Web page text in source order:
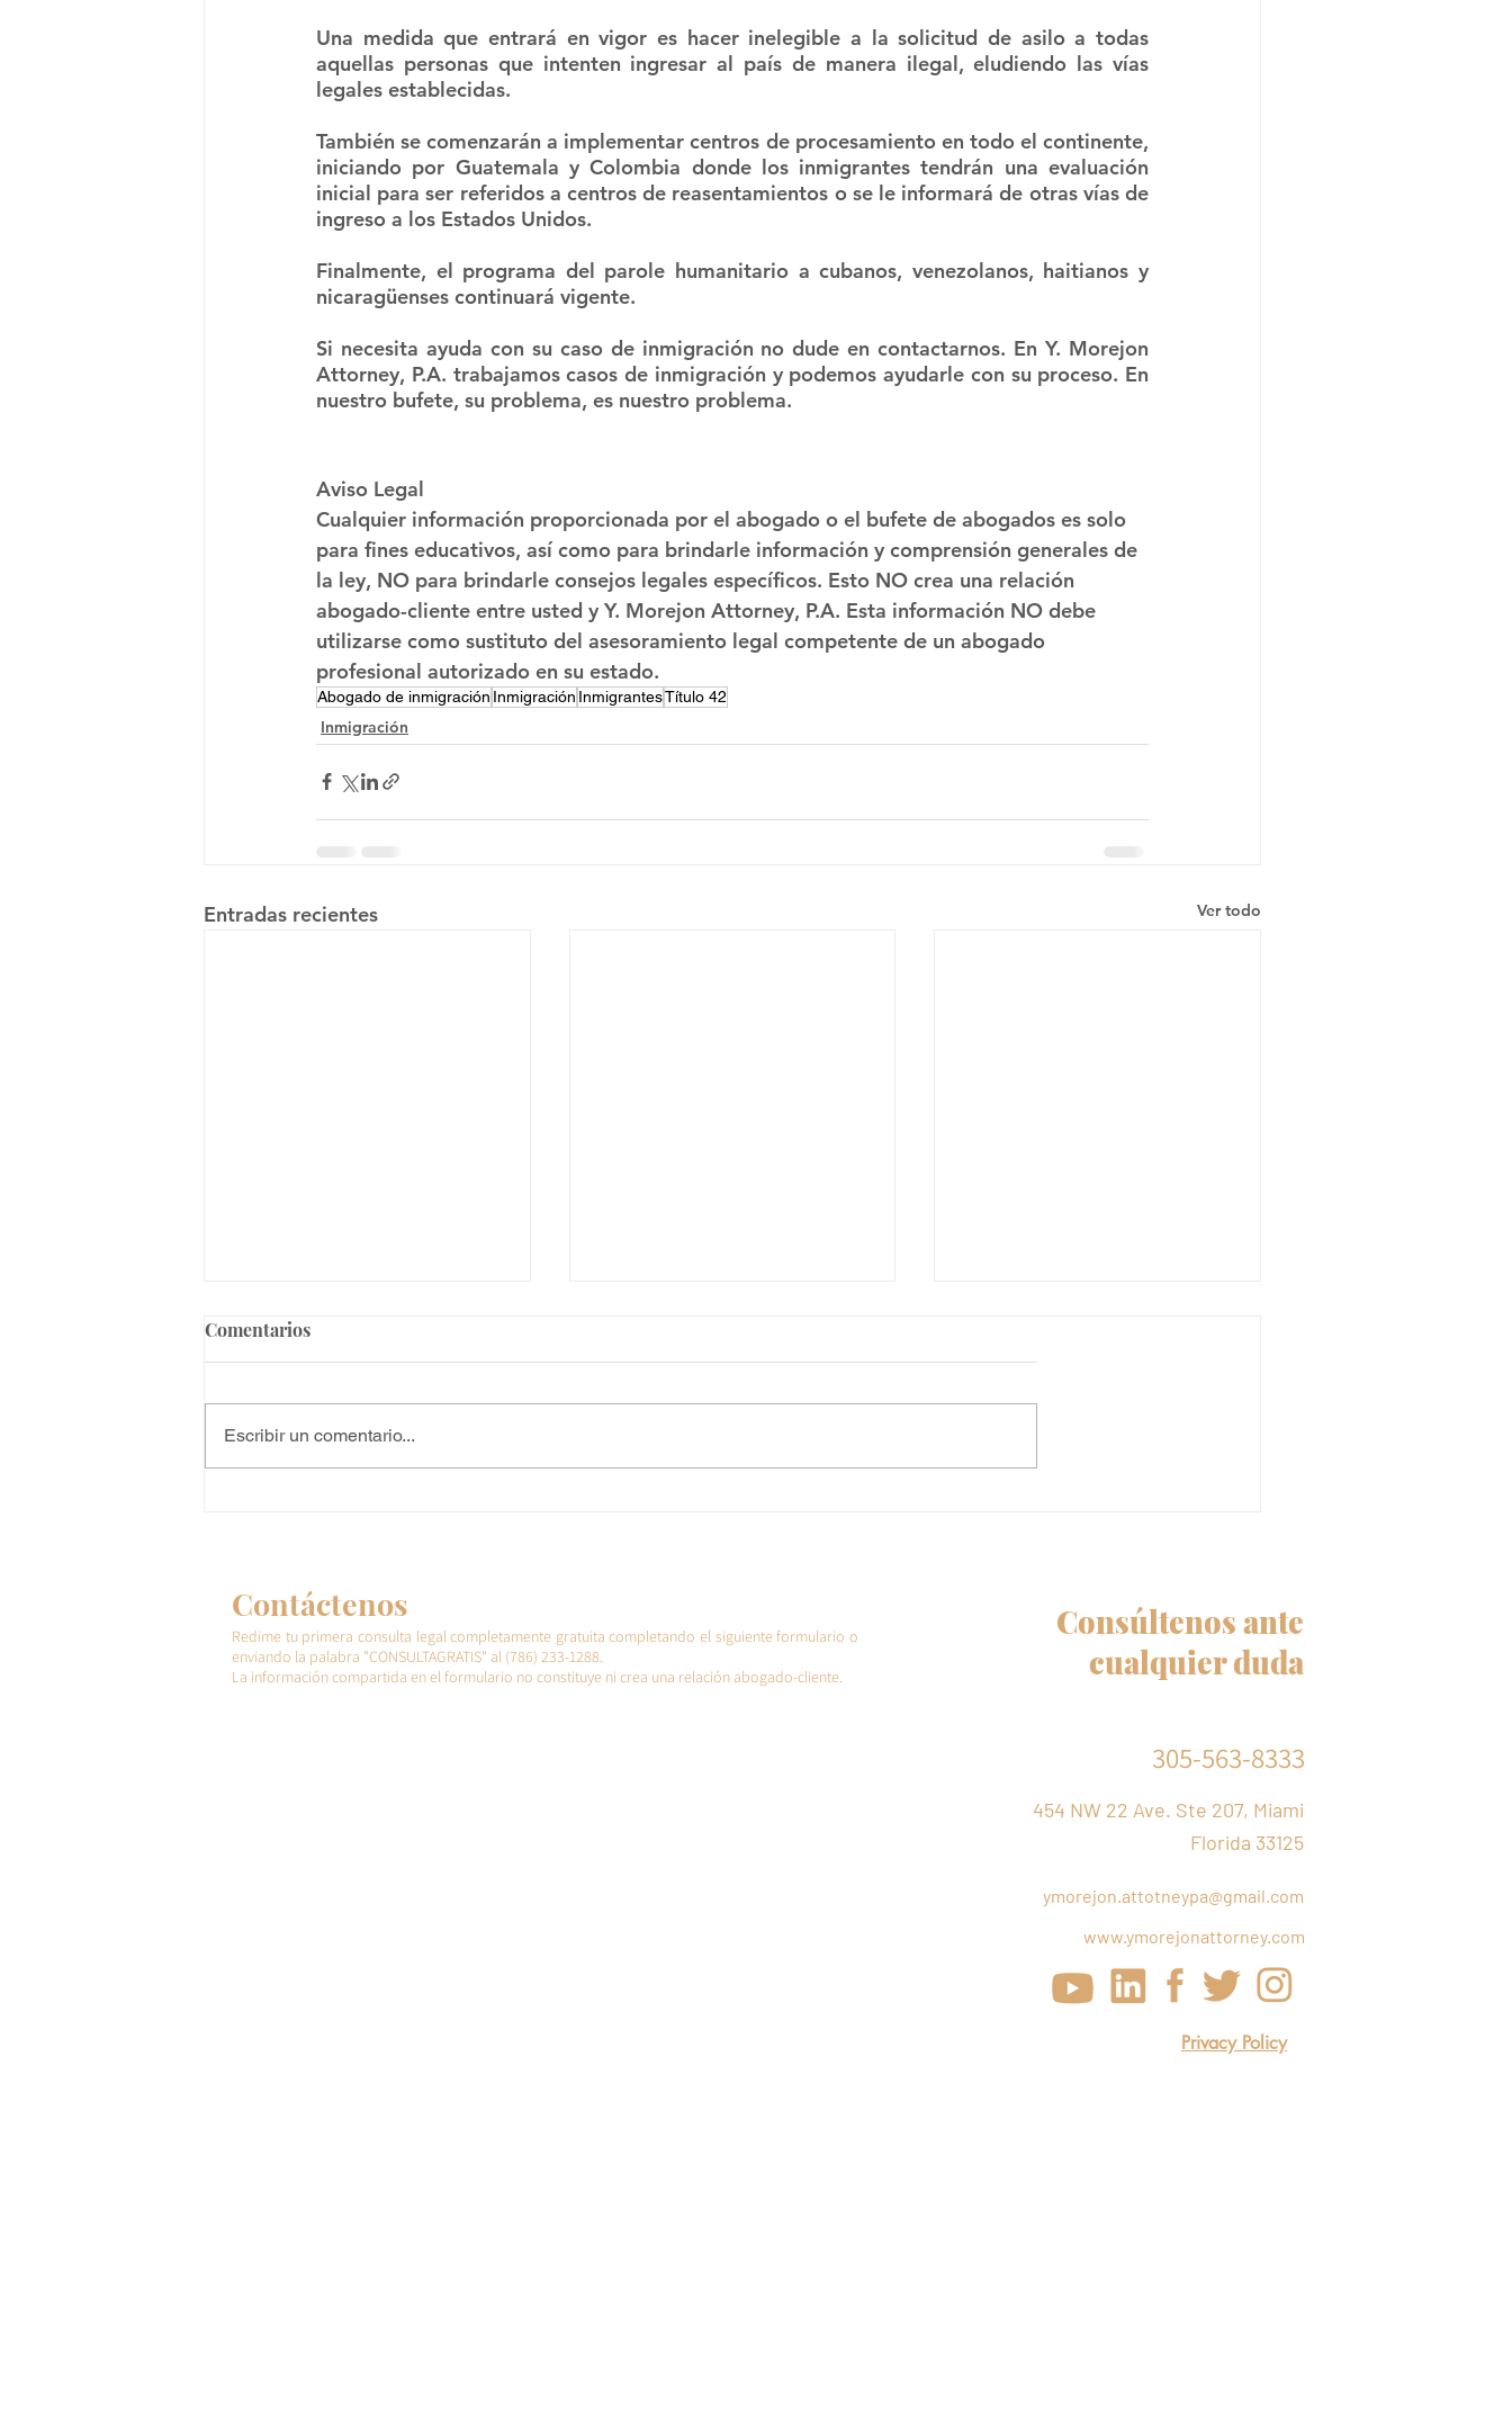
Una medida que entrará en vigor es hacer inelegible a la solicitud de asilo a todas
aquellas personas que intenten ingresar al país de manera ilegal, eludiendo las vías
legales establecidas.
También se comenzarán a implementar centros de procesamiento en todo el continente,
iniciando por Guatemala y Colombia donde los inmigrantes tendrán una evaluación
inicial para ser referidos a centros de reasentamientos o se le informará de otras vías de
ingreso a los Estados Unidos.
Finalmente, el programa del parole humanitario a cubanos, venezolanos, haitianos y
nicaragüenses continuará vigente.
Si necesita ayuda con su caso de inmigración no dude en contactarnos. En Y. Morejon
Attorney, P.A. trabajamos casos de inmigración y podemos ayudarle con su proceso. En
nuestro bufete, su problema, es nuestro problema.
Aviso Legal
Cualquier información proporcionada por el abogado o el bufete de abogados es solo
para fines educativos, así como para brindarle información y comprensión generales de
la ley, NO para brindarle consejos legales específicos. Esto NO crea una relación
abogado-cliente entre usted y Y. Morejon Attorney, P.A. Esta información NO debe
utilizarse como sustituto del asesoramiento legal competente de un abogado
profesional autorizado en su estado.
Abogado de inmigración Inmigración InmigrantesTítulo 42
Inmigración
Entradas recientes Ver todo
Comentarios
Escribir un comentario...
Contáctenos
Redime tu primera consulta legal completamente gratuita completando el siguiente formulario o
enviando la palabra "CONSULTAGRATIS" al (786) 233-1288.
La información compartida en el formulario no constituye ni crea una relación abogado-cliente.
Consúltenos ante
cualquier duda
305-563-8333
454 NW 22 Ave. Ste 207, Miami
Florida 33125
ymorejon.attotneypa@gmail.com
www.ymorejonattorney.com
Privacy Policy